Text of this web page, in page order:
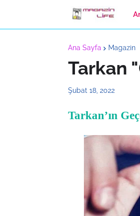
Ana Sayfa Magazin
Tarkan
Şubat 18, 2022
Tarkan’ın